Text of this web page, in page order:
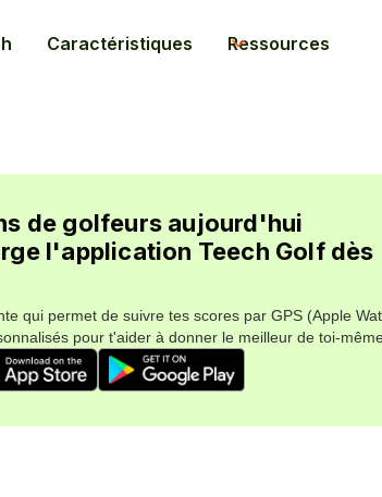
Caractéristiques Ressources
de golfeurs aujourd'hui
l'application Teech Golf dès
qui permet de suivre tes scores par GPS (Apple
pour t'aider à donner le meilleur de toi-